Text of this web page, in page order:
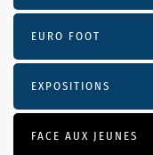
EURO FOOT
EXPOSITIONS
FACE AUX JEUNES